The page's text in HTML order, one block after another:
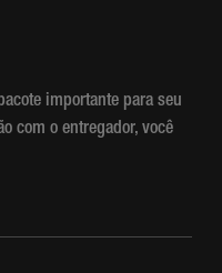
importante para seu
com o entregador, você